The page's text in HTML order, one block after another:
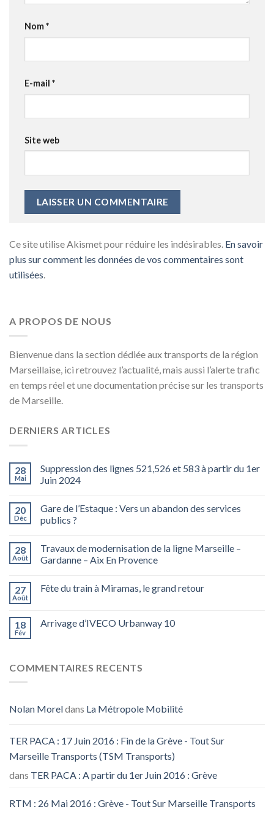
Nom*
E-mail *
Site web
Ce site utilise Akismet pour réduire les indésirables. En savoir
plus sur comment les données de vos commentaires sont
utilisées.
A PROPOS DE NOUS
Bienvenue dans la section dédiée aux transports de la région
Marseillaise, ici retrouvez l’actualité, mais aussi l’alerte trafic
en temps réel et une documentation précise sur les transports
de Marseille.
DERNIERS ARTICLES
28
Mai
Suppression des lignes 521,526 et 583 à partir du 1er
Juin 2024
20
Déc
Gare de l’Estaque : Vers un abandon des services
publics ?
28
Août
Travaux de modernisation de la ligne Marseille –
Gardanne – Aix En Provence
27
Août
Fête du train à Miramas, le grand retour
18
Fév
Arrivage d’IVECO Urbanway 10
COMMENTAIRES RECENTS
Nolan Moreldans La Métropole Mobilité
TER PACA : 17 Juin 2016 : Fin de la Grève - Tout Sur
Marseille Transports (TSM Transports)
dans TER PACA : A partir du 1er Juin 2016 : Grève
RTM : 26 Mai 2016 : Grève - Tout Sur Marseille Transports